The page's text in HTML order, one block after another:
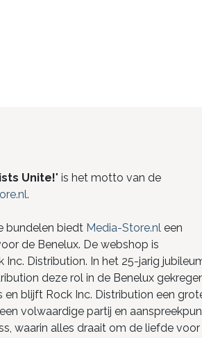
Unite!" is het motto van de
.
bundelen biedt Media-Store.nleen
de Benelux. De webshop is
Inc. Distribution. In het 25-jarig
deze rol in de Benelux
en blijft Rock Inc. Distribution een
volwaardige partij en
waarin alles draait om de liefde voor